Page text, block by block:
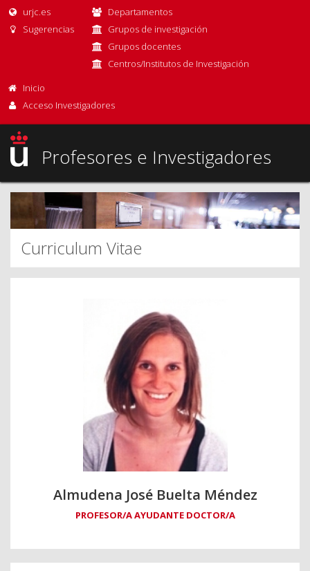
urjc.es
Sugerencias
Departamentos
Grupos de investigación
Grupos docentes
Centros/Institutos de Investigación
Inicio
Acceso Investigadores
Profesores e Investigadores
Curriculum Vitae
Almudena José Buelta Méndez
PROFESOR/A AYUDANTE DOCTOR/A